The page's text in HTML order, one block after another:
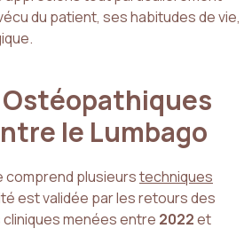
du patient, ses habitudes de vie,
le Lumbago
comprend plusieurstechniques
est validée par les retours des
menées entre 2022et